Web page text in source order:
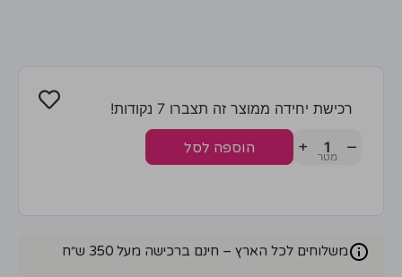
רכישת יחידה ממוצר זה תצברו 7 נקודות!
−
+ הוספה לסל
משלוחים לכל הארץ – חינם ברכישה מעל 350 ש״ח